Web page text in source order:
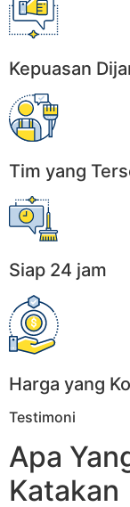
Kepuasan
Tim yang
Siap 24 jam
Harga yang
Testimoni
Apa
Katakan